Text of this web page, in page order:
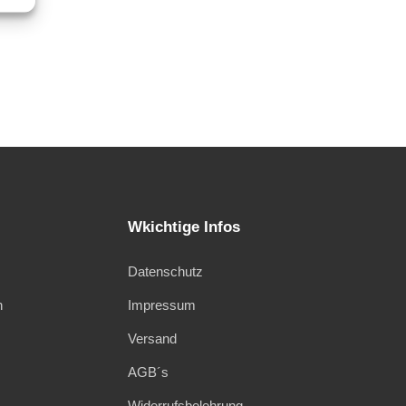
Wkichtige Infos
Datenschutz
Impressum
Versand
AGB´s